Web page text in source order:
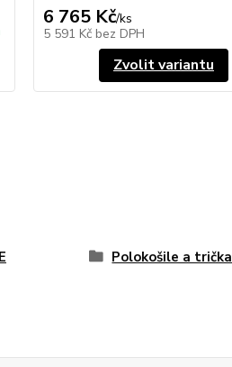
6 765 Kč/ks
5 591 Kč bez DPH
Zvolit variantu
Polokošile a trička